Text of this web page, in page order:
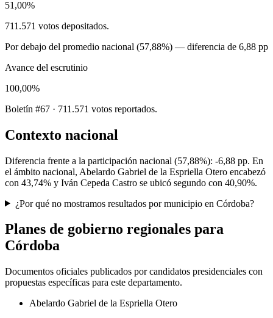
51,00%
711.571 votos depositados.
Por debajo del promedio nacional (57,88%) — diferencia de 6,88 pp
Avance del escrutinio
100,00%
Boletín #67 · 711.571 votos reportados.
Contexto nacional
Diferencia frente a la participación nacional (57,88%): -6,88 pp. En
el ámbito nacional, Abelardo Gabriel de la Espriella Otero encabezó
con 43,74% y Iván Cepeda Castro se ubicó segundo con 40,90%.
¿Por qué no mostramos resultados por municipio en Córdoba?
Planes de gobierno regionales para
Córdoba
Documentos oficiales publicados por candidatos presidenciales con
propuestas específicas para este departamento.
Abelardo Gabriel de la Espriella Otero